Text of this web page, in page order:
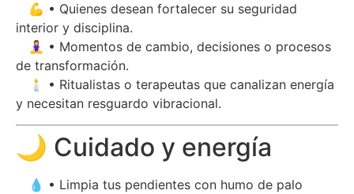
💪 • Quienes desean fortalecer su seguridad
interior y disciplina.
🧘‍♀️ • Momentos de cambio, decisiones o procesos
de transformación.
🕯️ • Ritualistas o terapeutas que canalizan energía
y necesitan resguardo vibracional.
🌙 Cuidado y energía
💧 • Limpia tus pendientes con humo de palo